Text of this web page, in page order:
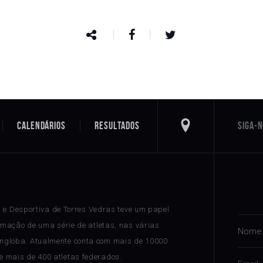
Calendários Resultados
Desportiva de Torres Vedras teve um papel
de uma série de atletas, nas várias
Atualmente conta com mais de 10000
mais de 400 atletas federados.